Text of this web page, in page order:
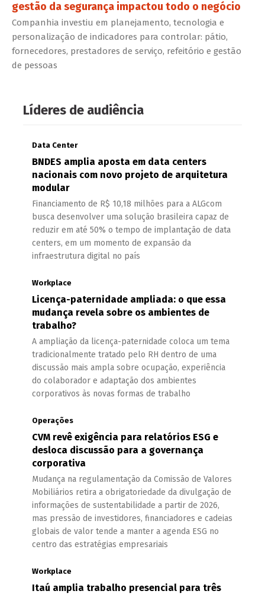
gestão da segurança impactou todo o negócio
Companhia investiu em planejamento, tecnologia e
personalização de indicadores para controlar: pátio,
fornecedores, prestadores de serviço, refeitório e gestão
de pessoas
Líderes de audiência
Data Center
BNDES amplia aposta em data centers
nacionais com novo projeto de arquitetura
modular
Financiamento de R$ 10,18 milhões para a ALGcom
busca desenvolver uma solução brasileira capaz de
reduzir em até 50% o tempo de implantação de data
centers, em um momento de expansão da
infraestrutura digital no país
Workplace
Licença-paternidade ampliada: o que essa
mudança revela sobre os ambientes de
trabalho?
A ampliação da licença-paternidade coloca um tema
tradicionalmente tratado pelo RH dentro de uma
discussão mais ampla sobre ocupação, experiência
do colaborador e adaptação dos ambientes
corporativos às novas formas de trabalho
Operações
CVM revê exigência para relatórios ESG e
desloca discussão para a governança
corporativa
Mudança na regulamentação da Comissão de Valores
Mobiliários retira a obrigatoriedade da divulgação de
informações de sustentabilidade a partir de 2026,
mas pressão de investidores, financiadores e cadeias
globais de valor tende a manter a agenda ESG no
centro das estratégias empresariais
Workplace
Itaú amplia trabalho presencial para três